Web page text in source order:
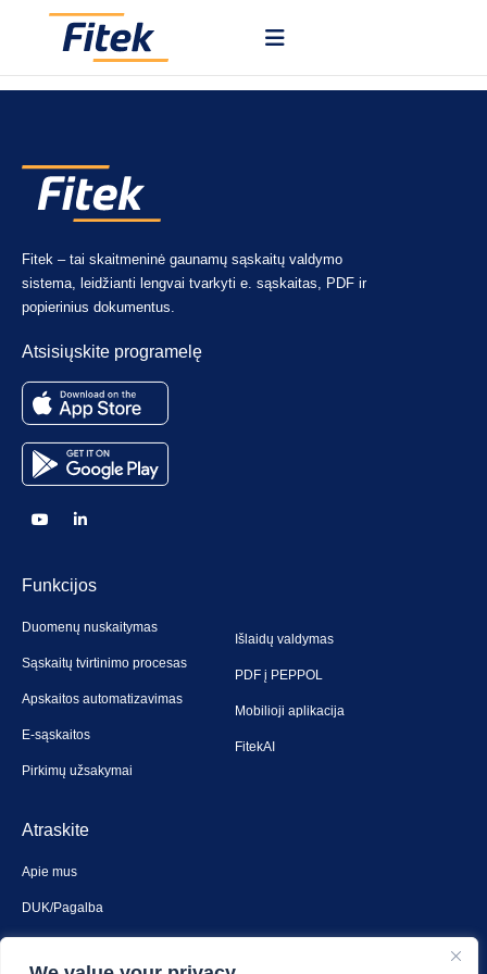
Galite apdoroti pirkimo sąskaitas, kvitus, pirkimo užsakymus ir
pardavimo sąskaitas.
Fitek – tai skaitmeninė gaunamų sąskaitų valdymo
sistema, leidžianti lengvai tvarkyti e. sąskaitas, PDF ir
popierinius dokumentus.
Atsisiųskite programelę
Funkcijos
Duomenų nuskaitymas
Sąskaitų tvirtinimo procesas
Apskaitos automatizavimas
E-sąskaitos
Pirkimų užsakymai
Išlaidų valdymas
PDF į PEPPOL
Mobilioji aplikacija
FitekAI
Atraskite
Apie mus
DUK/Pagalba